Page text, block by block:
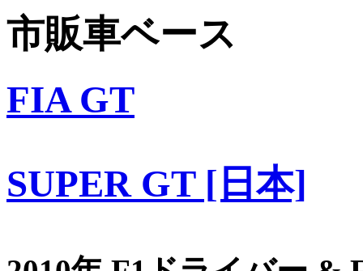
市販車ベース
FIA GT
SUPER GT [日本]